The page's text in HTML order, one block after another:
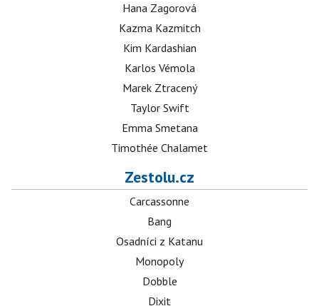
Hana Zagorová
Kazma Kazmitch
Kim Kardashian
Karlos Vémola
Marek Ztracený
Taylor Swift
Emma Smetana
Timothée Chalamet
Zestolu.cz
Carcassonne
Bang
Osadníci z Katanu
Monopoly
Dobble
Dixit